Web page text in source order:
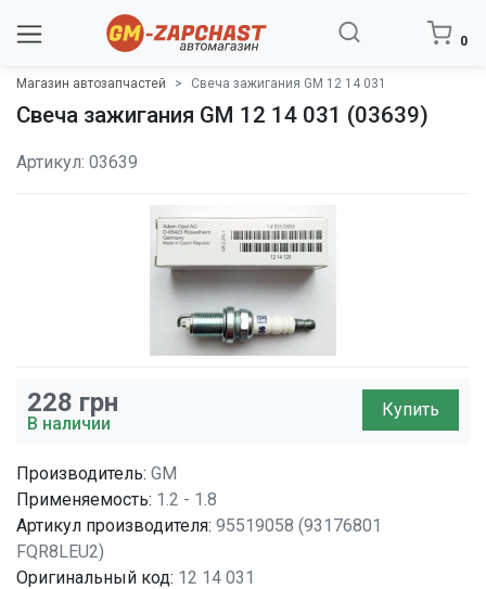
0
Магазин автозапчастей Свеча зажигания GM 12 14 031
Свеча зажигания GM 12 14 031 (03639)
Артикул: 03639
228 грн
В наличии
Купить
Производитель: GM
Применяемость: 1.2 - 1.8
Артикул производителя: 95519058 (93176801
FQR8LEU2)
Оригинальный код: 12 14 031